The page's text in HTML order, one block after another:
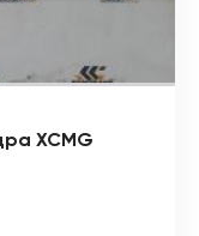
XCMG